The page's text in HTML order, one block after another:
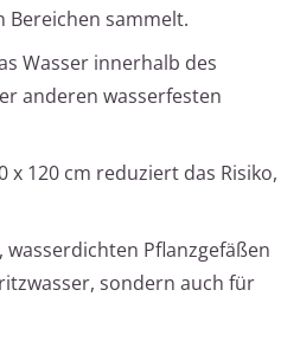
Bereichen sammelt.
Wasser innerhalb des
anderen wasserfesten
120 cm reduziert das Risiko,
Pflanzgefäßen
sondern auch für